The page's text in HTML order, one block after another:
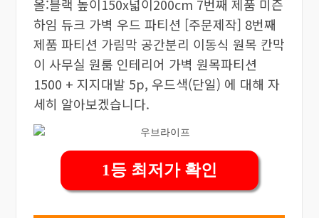
올:블랙 높이150x넓이200cm 7번째 제품 미즌
하임 듀크 가벽 우드 파티션 [주문제작] 8번째
제품 파티션 가림막 공간분리 이동식 원목 칸막
이 사무실 원룸 인테리어 가벽 원목파티션
1500 + 지지대발 5p, 우드색(단일) 에 대해 자
세히 알아보겠습니다.
1등 최저가 확인